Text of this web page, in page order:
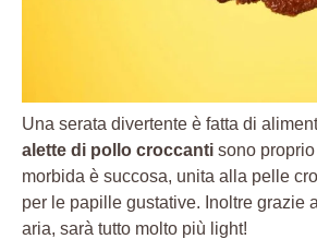
Una serata divertente è fatta di
alette di pollo croccanti sono
morbida è succosa, unita alla pelle
per le papille gustative. Inoltre grazie
aria, sarà tutto molto più light!